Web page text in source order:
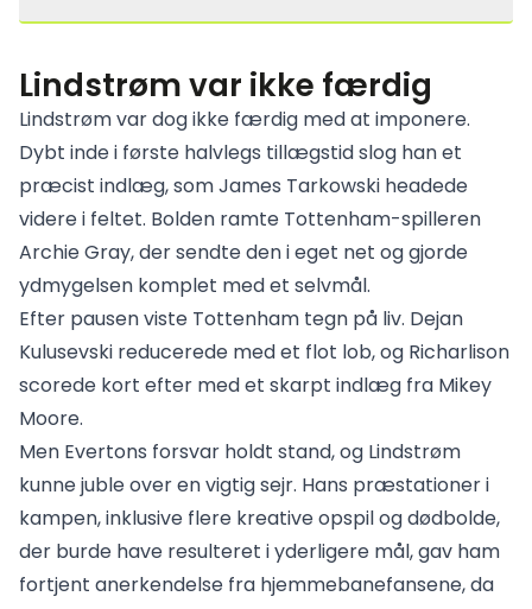
Lindstrøm var ikke færdig
Lindstrøm var dog ikke færdig med at imponere.
Dybt inde i første halvlegs tillægstid slog han et
præcist indlæg, som James Tarkowski headede
videre i feltet. Bolden ramte Tottenham-spilleren
Archie Gray, der sendte den i eget net og gjorde
ydmygelsen komplet med et selvmål.
Efter pausen viste Tottenham tegn på liv. Dejan
Kulusevski reducerede med et flot lob, og Richarlison
scorede kort efter med et skarpt indlæg fra Mikey
Moore.
Men Evertons forsvar holdt stand, og Lindstrøm
kunne juble over en vigtig sejr. Hans præstationer i
kampen, inklusive flere kreative opspil og dødbolde,
der burde have resulteret i yderligere mål, gav ham
fortjent anerkendelse fra hjemmebanefansene, da